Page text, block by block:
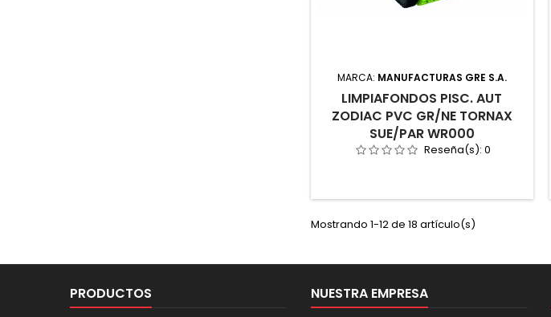
MARCA: MANUFACTURAS GRE S.A.
LIMPIAFONDOS PISC. AUT
ZODIAC PVC GR/NE TORNAX
SUE/PAR WR000
Reseña(s):0
Mostrando 1-12 de 18 artículo(s)
PRODUCTOS NUESTRA EMPRESA